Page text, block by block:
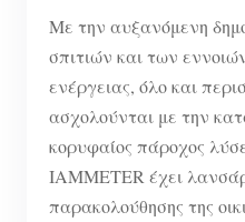
Εικονικός
Σύστημα
Ενέργειας
Εφαρμογές
Επιτηρητής
Κατάστημα
Με την αυξανόμενη
σπιτιών και των
ενέργειας, όλο και
ασχολούνται με την
κορυφαίος πάροχος
IAMMETER έχει
παρακολούθησης της